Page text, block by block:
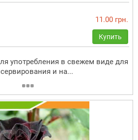
11.00 грн.
Купить
употребления в свежем виде для
и на...